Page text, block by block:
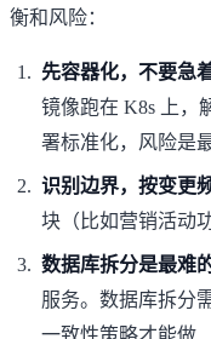
衡和风险：
先容器化，不要急
镜像跑在 K8s 上，
署标准化，风险是
识别边界，按变更
块（比如营销活动
数据库拆分是最难
服务。数据库拆分
一致性策略才能做